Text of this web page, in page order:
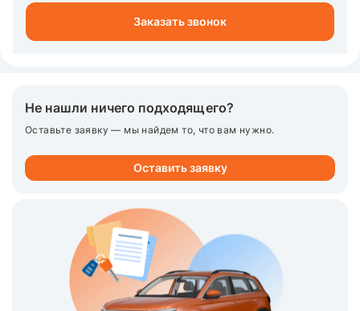
Заказать звонок
Не нашли ничего подходящего?
Оставьте заявку — мы найдем то, что вам нужно.
Оставить заявку